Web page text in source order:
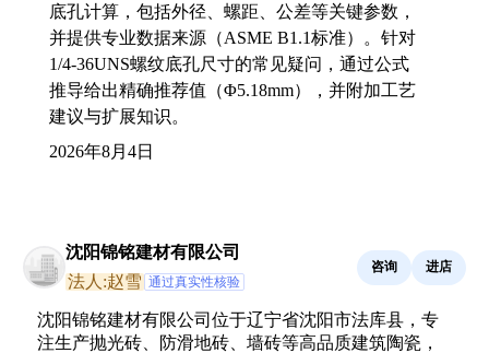
底孔计算，包括外径、螺距、公差等关键参数，
并提供专业数据来源（ASME B1.1标准）。针对
1/4-36UNS螺纹底孔尺寸的常见疑问，通过公式
推导给出精确推荐值（Φ5.18mm），并附加工艺
建议与扩展知识。
2026年8月4日
沈阳锦铭建材有限公司
法人:赵雪 通过真实性核验
咨询 进店
沈阳锦铭建材有限公司位于辽宁省沈阳市法库县，专
注生产抛光砖、防滑地砖、墙砖等高品质建筑陶瓷，